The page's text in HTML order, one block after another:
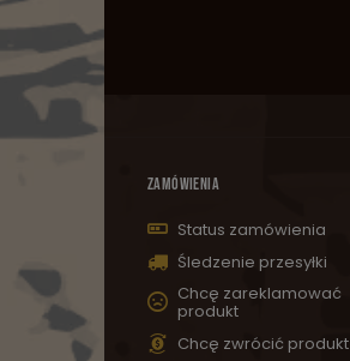
ZAMÓWIENIA
Status zamówienia
Śledzenie przesyłki
Chcę zareklamować
produkt
Chcę zwrócić produkt